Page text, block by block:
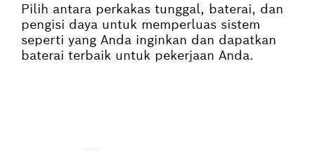
Pilih antara perkakas tunggal, baterai, dan
pengisi daya untuk memperluas sistem
seperti yang Anda inginkan dan dapatkan
baterai terbaik untuk pekerjaan Anda.